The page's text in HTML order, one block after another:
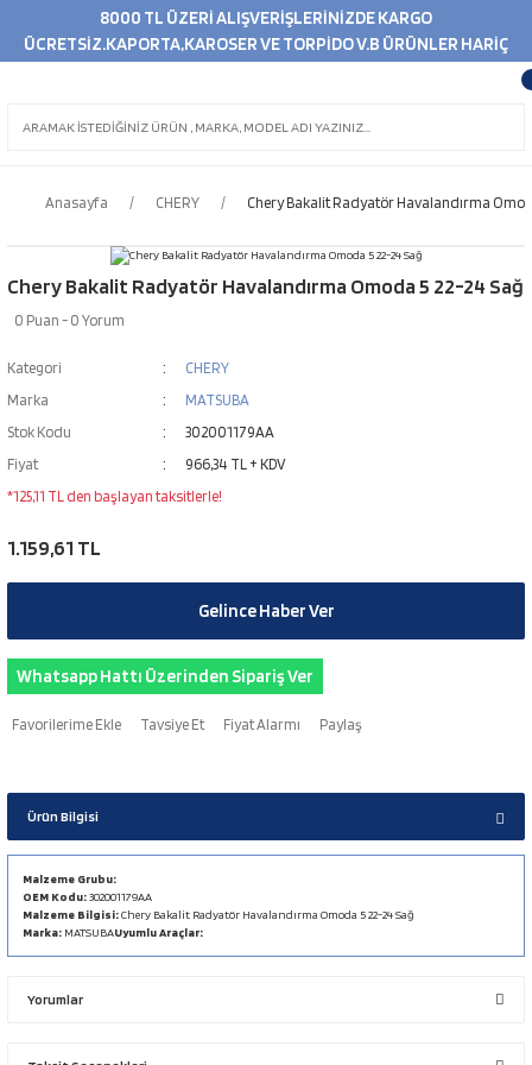
8000 TL ÜZERİ ALIŞVERİŞLERİNİZDE KARGO
ÜCRETSİZ.KAPORTA,KAROSER VE TORPİDO V.B ÜRÜNLER HARİÇ
Anasayfa CHERY Chery Bakalit Radyatör Havalandırma
Chery Bakalit Radyatör Havalandırma Omoda 5 22-24 Sağ
0 Puan - 0 Yorum
Kategori
CHERY
Marka
MATSUBA
Stok Kodu
302001179AA
Fiyat
966,34 TL + KDV
*125,11 TL den başlayan taksitlerle!
1.159,61 TL
Gelince Haber Ver
Whatsapp Hattı Üzerinden Sipariş Ver
Tavsiye Et Fiyat Alarmı Paylaş
Ürün Bilgisi
Malzeme Grubu:
OEM Kodu:302001179AA
Malzeme Bilgisi:Chery Bakalit Radyatör Havalandırma Omoda 5 22-24 Sağ
Marka: MATSUBAUyumlu Araçlar:
Yorumlar